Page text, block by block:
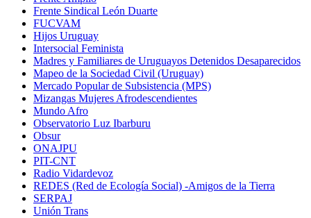
Frente Sindical León Duarte
FUCVAM
Hijos Uruguay
Intersocial Feminista
Madres y Familiares de Uruguayos Detenidos Desaparecidos
Mapeo de la Sociedad Civil (Uruguay)
Mercado Popular de Subsistencia (MPS)
Mizangas Mujeres Afrodescendientes
Mundo Afro
Observatorio Luz Ibarburu
Obsur
ONAJPU
PIT-CNT
Radio Vidardevoz
REDES (Red de Ecología Social) -Amigos de la Tierra
SERPAJ
Unión Trans